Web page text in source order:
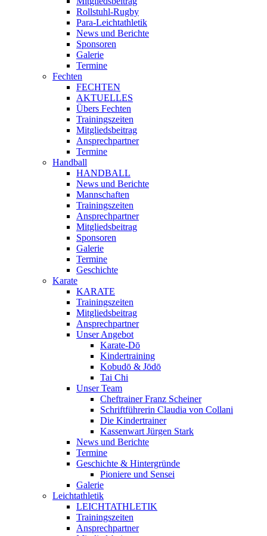
Rollstuhl-Rugby
Para-Leichtathletik
News und Berichte
Sponsoren
Galerie
Termine
Fechten
FECHTEN
AKTUELLES
Übers Fechten
Trainingszeiten
Mitgliedsbeitrag
Ansprechpartner
Termine
Handball
HANDBALL
News und Berichte
Mannschaften
Trainingszeiten
Ansprechpartner
Mitgliedsbeitrag
Sponsoren
Galerie
Termine
Geschichte
Karate
KARATE
Trainingszeiten
Mitgliedsbeitrag
Ansprechpartner
Unser Angebot
Karate-Dō
Kindertraining
Kobudō & Jōdō
Tai Chi
Unser Team
Cheftrainer Franz Scheiner
Schriftführerin Claudia von Collani
Die Kindertrainer
Kassenwart Jürgen Stark
News und Berichte
Termine
Geschichte & Hintergründe
Pioniere und Sensei
Galerie
Leichtathletik
LEICHTATHLETIK
Trainingszeiten
Ansprechpartner